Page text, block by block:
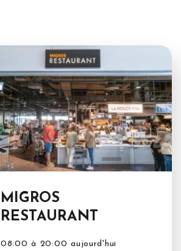
MIGROS
RESTAURANT
08:00 à 20:00 aujourd'hui